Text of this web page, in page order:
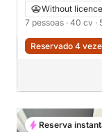
Without licence
7 pessoas · 40 cv ·
Reservado 4
Reserva